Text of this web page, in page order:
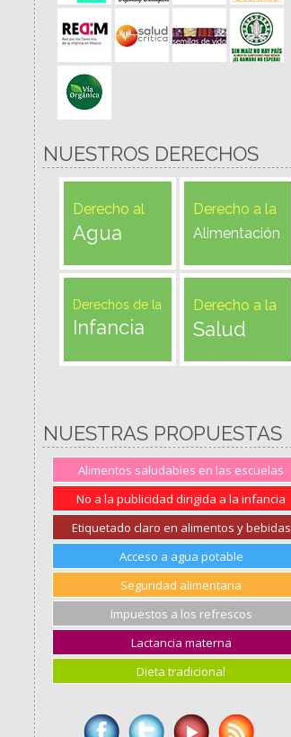
NUESTROS DERECHOS
Derecho al
Agua
Derecho a la
Alimentación
Derechos de la
Infancia
Derecho a la
Salud
NUESTRAS PROPUESTAS
Alimentos saludables en las escuelas
No a la publicidad dirigida a la infancia
Etiquetado claro en alimentos y bebidas
Acceso a agua potable
Seguridad alimentaria
Impuestos a los refrescos
Lactancia materna
Dieta tradicional